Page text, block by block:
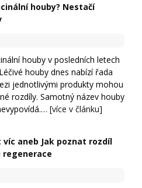
houby? Nestačí
houby v posledních letech
houby dnes nabízí řada
jednotlivými produkty mohou
rozdíly. Samotný název houby
[více v článku]
aneb Jak poznat rozdíl
regenerace